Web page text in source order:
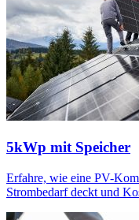
5kWp mit Speicher
Erfahre, wie eine PV-
Strombedarf deckt und